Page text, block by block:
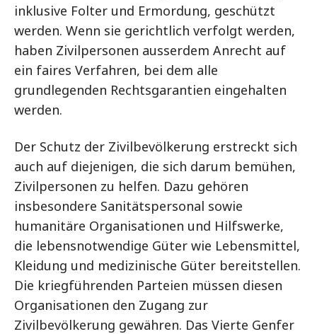
inklusive Folter und Ermordung, geschützt
werden. Wenn sie gerichtlich verfolgt werden,
haben Zivilpersonen ausserdem Anrecht auf
ein faires Verfahren, bei dem alle
grundlegenden Rechtsgarantien eingehalten
werden.
Der Schutz der Zivilbevölkerung erstreckt sich
auch auf diejenigen, die sich darum bemühen,
Zivilpersonen zu helfen. Dazu gehören
insbesondere Sanitätspersonal sowie
humanitäre Organisationen und Hilfswerke,
die lebensnotwendige Güter wie Lebensmittel,
Kleidung und medizinische Güter bereitstellen.
Die kriegführenden Parteien müssen diesen
Organisationen den Zugang zur
Zivilbevölkerung gewähren. Das Vierte Genfer